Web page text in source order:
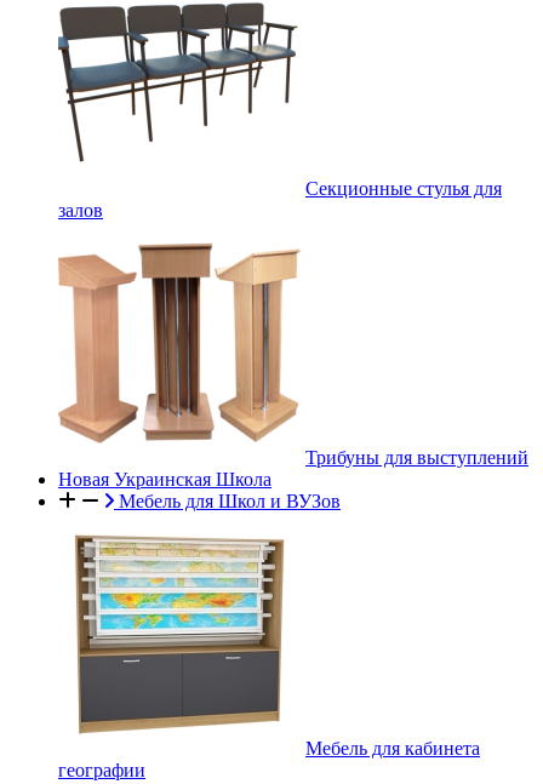
Секционные стулья для
залов
Трибуны для выступлений
Новая Украинская Школа
Мебель для Школ и ВУЗов
Мебель для кабинета
географии